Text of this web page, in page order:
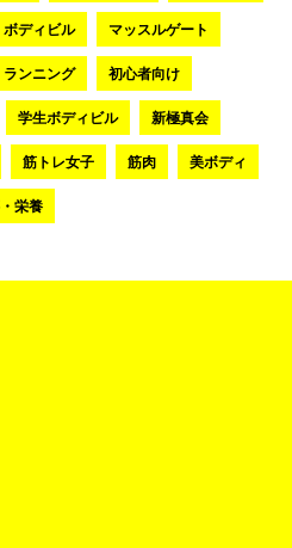
ボディビル マッスルゲート
ランニング 初心者向け
学生ボディビル 新極真会
筋トレ女子 筋肉 美ボディ
栄養